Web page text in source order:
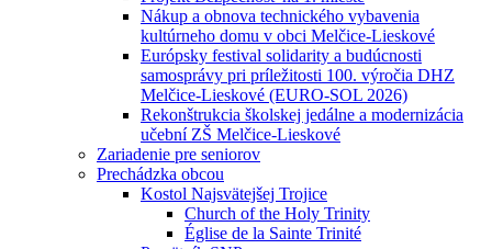
Nákup a obnova technického vybavenia
kultúrneho domu v obci Melčice-Lieskové
Európsky festival solidarity a budúcnosti
samosprávy pri príležitosti 100. výročia DHZ
Melčice-Lieskové (EURO-SOL 2026)
Rekonštrukcia školskej jedálne a modernizácia
učební ZŠ Melčice-Lieskové
Zariadenie pre seniorov
Prechádzka obcou
Kostol Najsvätejšej Trojice
Church of the Holy Trinity
Église de la Sainte Trinité